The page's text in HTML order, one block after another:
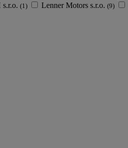
(1) Lenner Motors s.r.o. (9)